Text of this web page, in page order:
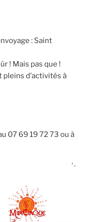
: Saint
! Mais pas que !
pleins d’activités à
07 69 19 72 73 ou à